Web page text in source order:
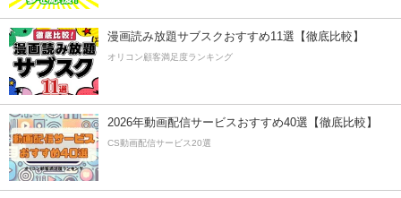
漫画読み放題サブスクおすすめ11選【徹底比較】
オリコン顧客満足度ランキング
2026年動画配信サービスおすすめ40選【徹底比較】
CS動画配信サービス20選